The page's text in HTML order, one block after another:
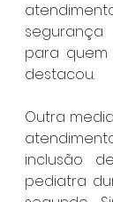
para quem
destacou.
Outra
inclusão
pediatra